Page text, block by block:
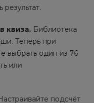
результат.
квиза. Библиотека
Теперь при
выбрать один из 76
или
подсчёт